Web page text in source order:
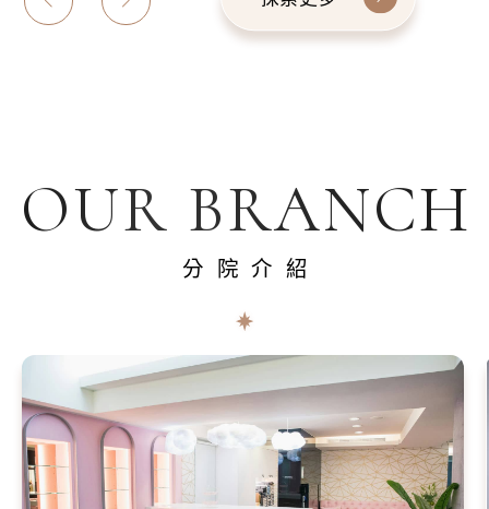
OUR BRANCH
分院介紹